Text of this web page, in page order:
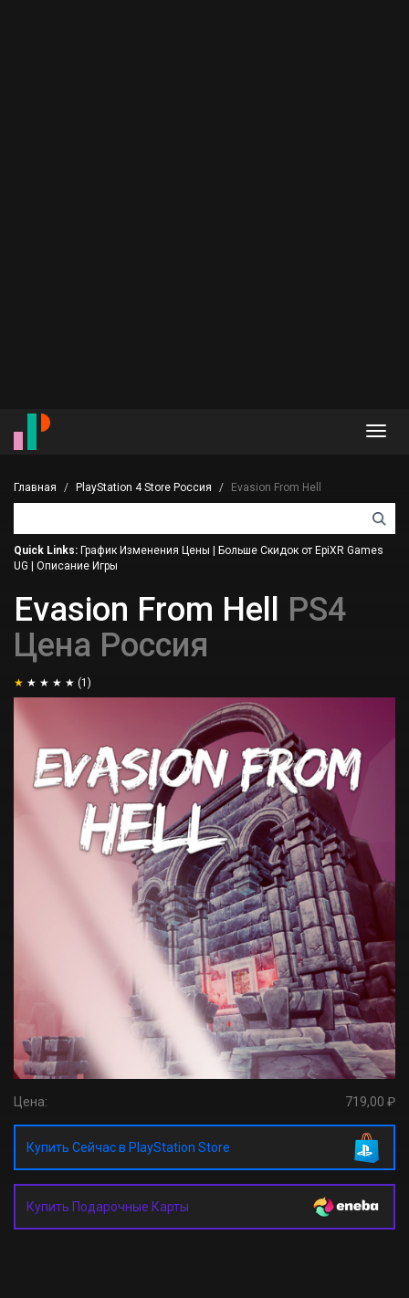
Главная PlayStation 4 Store Россия Evasion From Hell
Quick Links: График Изменения Цены
Больше Скидок от EpiXR Games
UG
Описание Игры
Evasion From Hell
PS4
Цена Россия
(1)
Цена: 719,00 ₽
Купить Сейчас в PlayStation Store
Купить Подарочные Карты